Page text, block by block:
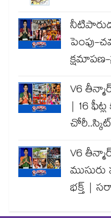
పెంపు-
V6
| 16
V6
భక్త్ |